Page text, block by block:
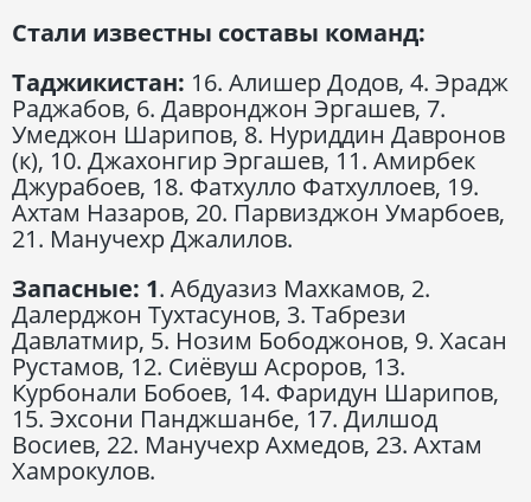
Стали известны составы команд:
Таджикистан: 16. Алишер Додов, 4. Эрадж
Раджабов, 6. Давронджон Эргашев, 7.
Умеджон Шарипов, 8. Нуриддин Давронов
(к), 10. Джахонгир Эргашев, 11. Амирбек
Джурабоев, 18. Фатхулло Фатхуллоев, 19.
Ахтам Назаров, 20. Парвизджон Умарбоев,
21. Манучехр Джалилов.
Запасные: 1. Абдуазиз Махкамов, 2.
Далерджон Тухтасунов, 3. Табрези
Давлатмир, 5. Нозим Бободжонов, 9. Хасан
Рустамов, 12. Сиёвуш Асроров, 13.
Курбонали Бобоев, 14. Фаридун Шарипов,
15. Эхсони Панджшанбе, 17. Дилшод
Восиев, 22. Манучехр Ахмедов, 23. Ахтам
Хамрокулов.